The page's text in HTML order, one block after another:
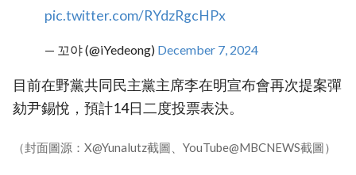
pic.twitter.com/RYdzRgcHPx
— 꼬야 (@iYedeong) December 7, 2024
目前在野黨共同民主黨主席李在明宣布會再次提案彈
劾尹錫悅，預計14日二度投票表決。
（封面圖源：X@Yunalutz截圖、YouTube@MBCNEWS截圖）